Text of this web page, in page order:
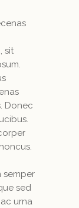
sit
Donec
semper
sed
urna